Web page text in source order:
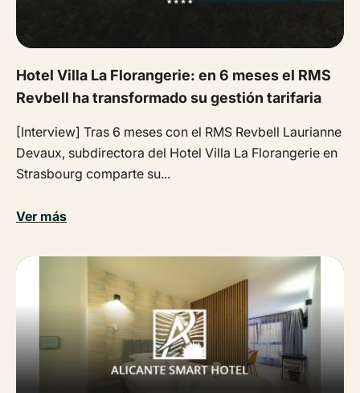
Hotel Villa La Florangerie: en 6 meses el RMS
Revbell ha transformado su gestión tarifaria
[Interview] Tras 6 meses con el RMS Revbell Laurianne
Devaux, subdirectora del Hotel Villa La Florangerie en
Strasbourg comparte su...
Ver más